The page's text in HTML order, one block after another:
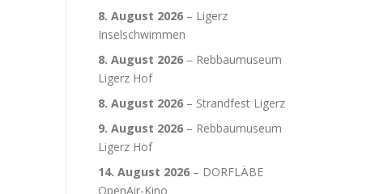
8. August 2026 – Ligerz
Inselschwimmen
8. August 2026 – Rebbaumuseum
Ligerz Hof
8. August 2026 – Strandfest Ligerz
9. August 2026 – Rebbaumuseum
Ligerz Hof
14. August 2026 – DORFLÄBE
OpenAir-Kino